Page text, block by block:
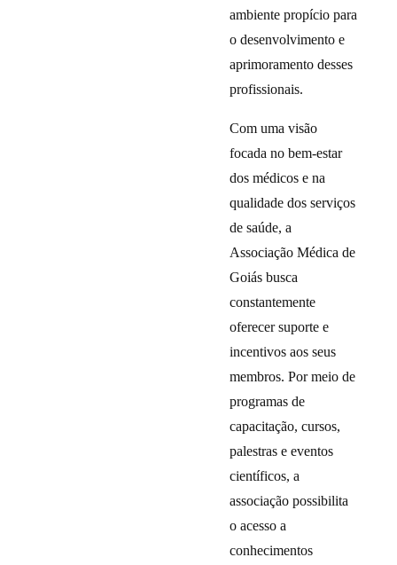
ambiente propício para
o desenvolvimento e
aprimoramento desses
profissionais.
Com uma visão
focada no bem-estar
dos médicos e na
qualidade dos serviços
de saúde, a
Associação Médica de
Goiás busca
constantemente
oferecer suporte e
incentivos aos seus
membros. Por meio de
programas de
capacitação, cursos,
palestras e eventos
científicos, a
associação possibilita
o acesso a
conhecimentos